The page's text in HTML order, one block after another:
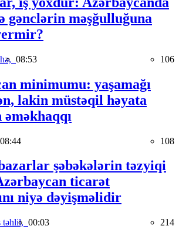
gənclərin məşğulluğuna
08:53 106
minimumu: yaşamağı
lakin müstəqil həyata
08:44 108
şəbəkələrin təzyiqi
ticarət
niyə dəyişməlidir
təhlil, 00:03 214